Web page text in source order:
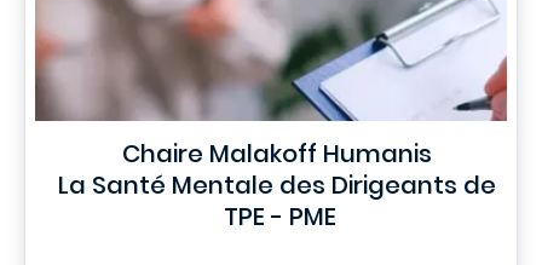
Chaire Malakoff Humanis
La Santé Mentale des Dirigeants de
TPE - PME